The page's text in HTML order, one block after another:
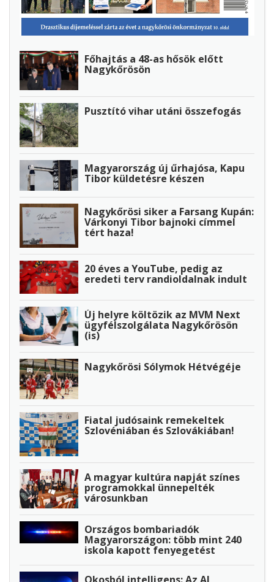
Főhajtás a 48-as hősök előtt
Nagykőrösön
Pusztító vihar utáni összefogás
Magyarország új űrhajósa, Kapu
Tibor küldetésre készen
Nagykőrösi siker a Farsang Kupán:
Várkonyi Tibor bajnoki címmel
tért haza!
20 éves a YouTube, pedig az
eredeti terv randioldalnak indult
Új helyre költözik az MVM Next
ügyfélszolgálata Nagykőrösön
(is)
Nagykőrösi Sólymok Hétvégéje
Fiatal judósaink remekeltek
Szlovéniában és Szlovákiában!
A magyar kultúra napját színes
programokkal ünnepelték
városunkban
Országos bombariadók
Magyarországon: több mint 240
iskola kapott fenyegetést